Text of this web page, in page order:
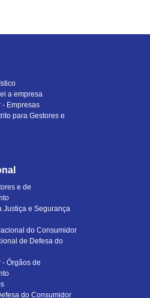
a empresa
- Empresas
para Gestores e
e de
Justiça e Segurança
do Consumidor
de Defesa do
- Órgãos de
do Consumidor